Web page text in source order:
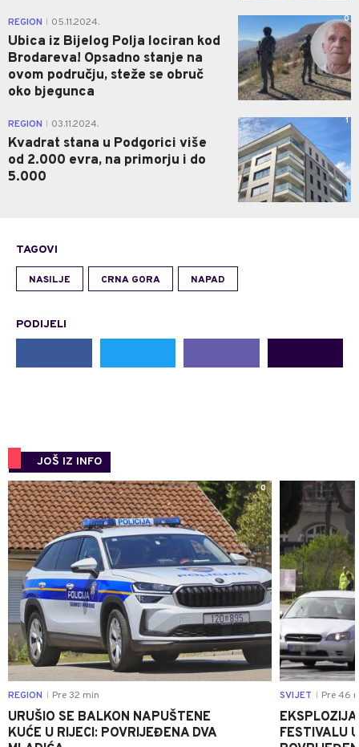
REGION 05.11.2024.
Ubica iz Bijelog Polja lociran kod
Brodareva! Opsadno stanje na
ovom području, steže se obruč
oko bjegunca
0
REGION 03.11.2024.
Kvadrat stana u Podgorici više
od 2.000 evra, na primorju i do
5.000
1
TAGOVI
NASILJE CRNA GORA NAPAD
PODIJELI
JOŠ IZ INFO
0
REGION Pre 32 min
URUŠIO SE BALKON NAPUŠTENE
KUĆE U RIJECI: POVRIJEĐENA DVA
SVIJET Pre 46
FESTIVALU